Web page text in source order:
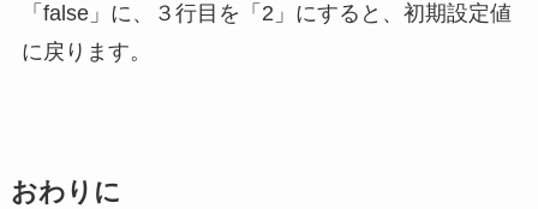
「false」に、３行目を「2」にすると、初期設定値
に戻ります。
おわりに